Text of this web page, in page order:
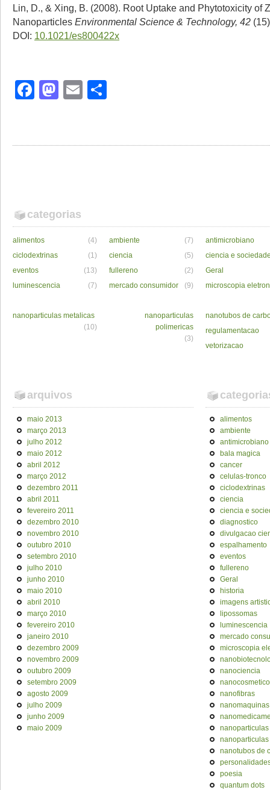
Lin, D., & Xing, B. (2008). Root Uptake and Phytotoxicity of
Nanoparticles Environmental Science & Technology, 42
DOI: 10.1021/es800422x
Facebook
Mastodon
Email
categorias
alimentos (4) ambiente (7)
antimicrobiano
ciclodextrinas
(1) ciencia (5)
ciencia e
eventos
(13) fullereno (2)
Geral
luminescencia
(7) mercado consumidor (9) microscopia
nanoparticulas metalicas
(10)
nanoparticulas
polimericas
(3)
nanotubos de
regulamentacao
vetorizacao
arquivos
maio 2013
março 2013
julho 2012
maio 2012
abril 2012
março 2012
dezembro 2011
abril 2011
fevereiro 2011
dezembro 2010
novembro 2010
outubro 2010
setembro 2010
julho 2010
junho 2010
maio 2010
abril 2010
março 2010
fevereiro 2010
janeiro 2010
dezembro 2009
novembro 2009
outubro 2009
setembro 2009
agosto 2009
julho 2009
junho 2009
maio 2009
alimentos
ambiente
antimicrobiano
bala magica
cancer
celulas-tronco
ciclodextrinas
ciencia
ciencia e
diagnostico
divulgacao
espalhamento
eventos
fullereno
Geral
historia
imagens
lipossomas
luminescencia
mercado
microscopia
nanociencia
nanofibras
nanomaquinas
nanotubos de
poesia
quantum dots